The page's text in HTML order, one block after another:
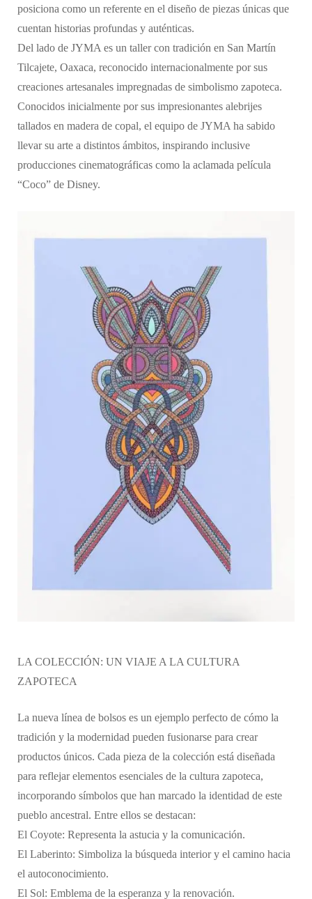
posiciona como un referente en el diseño de piezas únicas que
cuentan historias profundas y auténticas.
Del lado de JYMA es un taller con tradición en San Martín
Tilcajete, Oaxaca, reconocido internacionalmente por sus
creaciones artesanales impregnadas de simbolismo zapoteca.
Conocidos inicialmente por sus impresionantes alebrijes
tallados en madera de copal, el equipo de JYMA ha sabido
llevar su arte a distintos ámbitos, inspirando inclusive
producciones cinematográficas como la aclamada película
“Coco” de Disney.
LA COLECCIÓN: UN VIAJE A LA CULTURA
ZAPOTECA
La nueva línea de bolsos es un ejemplo perfecto de cómo la
tradición y la modernidad pueden fusionarse para crear
productos únicos. Cada pieza de la colección está diseñada
para reflejar elementos esenciales de la cultura zapoteca,
incorporando símbolos que han marcado la identidad de este
pueblo ancestral. Entre ellos se destacan:
El Coyote: Representa la astucia y la comunicación.
El Laberinto: Simboliza la búsqueda interior y el camino hacia
el autoconocimiento.
El Sol: Emblema de la esperanza y la renovación.